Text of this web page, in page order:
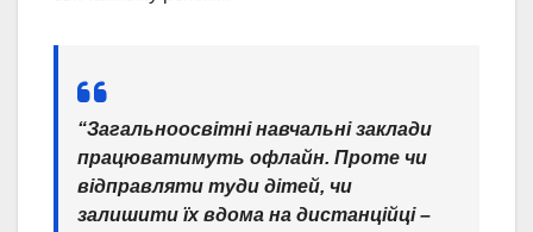
“Загальноосвітні навчальні заклади
працюватимуть офлайн. Проте чи
відправляти туди дітей, чи
залишити їх вдома на дистанційці –